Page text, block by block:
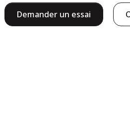
Demander un essai